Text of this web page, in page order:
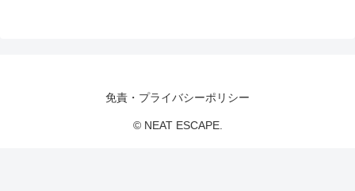
免責・プライバシーポリシー
© NEAT ESCAPE.